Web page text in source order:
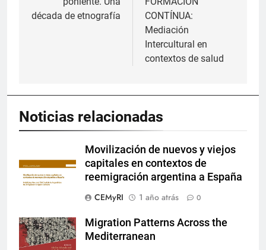
entradas
década de etnografía
CONTÍNUA:
Mediación
Intercultural en
contextos de salud
Noticias relacionadas
Movilización de nuevos y viejos
capitales en contextos de
reemigración argentina a España
CEMyRI
1 año atrás 0
Migration Patterns Across the
Mediterranean